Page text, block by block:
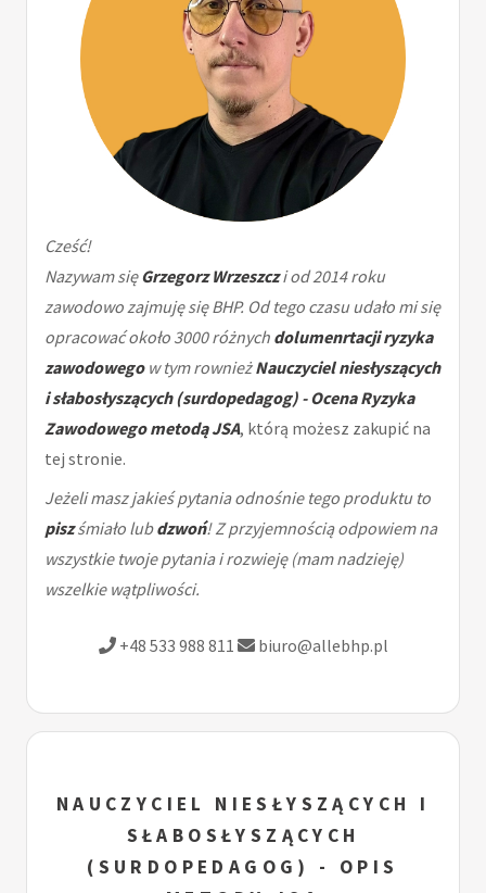
Cześć!
Nazywam sięGrzegorz Wrzeszczi od 2014 roku
zawodowo zajmuję się BHP. Od tego czasu udało mi się
opracować około 3000 różnych dolumenrtacji ryzyka
zawodowegow tym rownieżNauczyciel niesłyszących
i słabosłyszących (surdopedagog) - Ocena Ryzyka
Zawodowego metodą JSA, którą możesz zakupić na
tej stronie.
Jeżeli masz jakieś pytania odnośnie tego produktu to
piszśmiało lubdzwoń! Z przyjemnością odpowiem na
wszystkie twoje pytania i rozwieję (mam nadzieję)
wszelkie wątpliwości.
+48 533 988 811 biuro@allebhp.pl
NAUCZYCIEL NIESŁYSZĄCYCH I
SŁABOSŁYSZĄCYCH
(SURDOPEDAGOG) - OPIS